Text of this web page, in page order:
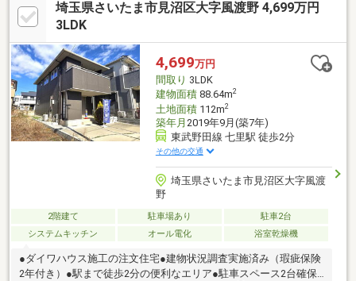
て住むにも、金額的に魅力です♪
埼玉県さいたま市見沼区大字風渡野 4,699万円
3LDK
4,699万円
間取り 3LDK
建物面積88.64m2
土地面積112m2
築年月 2019年9月(築7年)
東武野田線 七里駅 徒歩2分
その他の交通
埼玉県さいたま市見沼区大字風渡
野
2階建て 駐車場あり
駐車2台
システムキッチン
オール電化 浴室乾燥機
●ダイワハウス施工の注文住宅●建物状況調査実施済み（瑕疵保険
2年付き）●駅まで徒歩2分の便利なエリア●駐車スペース2台確保